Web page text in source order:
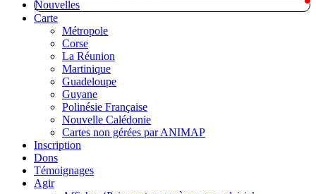
Nouvelles
Carte
Métropole
Corse
La Réunion
Martinique
Guadeloupe
Guyane
Polinésie Française
Nouvelle Calédonie
Cartes non gérées par ANIMAP
Inscription
Dons
Témoignages
Agir